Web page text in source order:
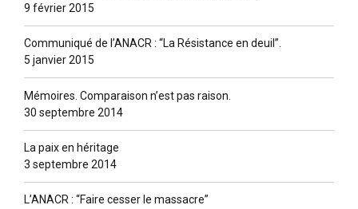
9 février 2015
Communiqué de l’ANACR : “La Résistance en deuil”.
5 janvier 2015
Mémoires. Comparaison n’est pas raison.
30 septembre 2014
La paix en héritage
3 septembre 2014
L’ANACR : “Faire cesser le massacre”